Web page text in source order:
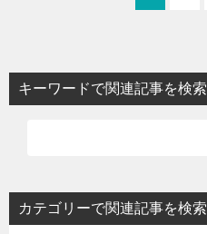
キーワードで関連記事を検索
カテゴリーで関連記事を検索